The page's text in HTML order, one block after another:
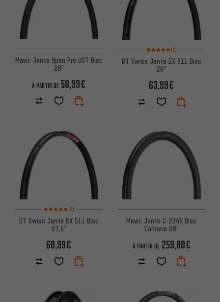
Mavic Jante Open Pro UST Disc
28"
À PARTIR DE 58,99€
Note moyenne : 5 sur 5
(2)
DT Swiss Jante EX 511 Disc
29"
63,99€
Note moyenne : 5 sur 5 d'après 2 avis
(2)
DT Swiss Jante EX 511 Disc
27,5"
60,99€
Mavic Jante C-2345 Disc
Carbone 28"
À PARTIR DE 259,00€